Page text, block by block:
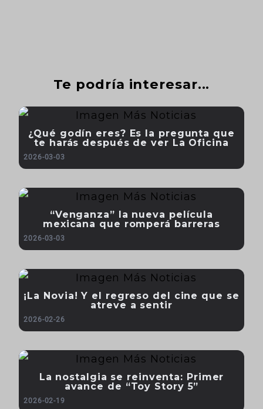
Te podría interesar...
¿Qué godín eres? Es la pregunta que
te harás después de ver La Oficina
2026-03-03
“Venganza” la nueva película
mexicana que romperá barreras
2026-03-03
¡La Novia! Y el regreso del cine que se
atreve a sentir
2026-02-26
La nostalgia se reinventa: Primer
avance de “Toy Story 5”
2026-02-19